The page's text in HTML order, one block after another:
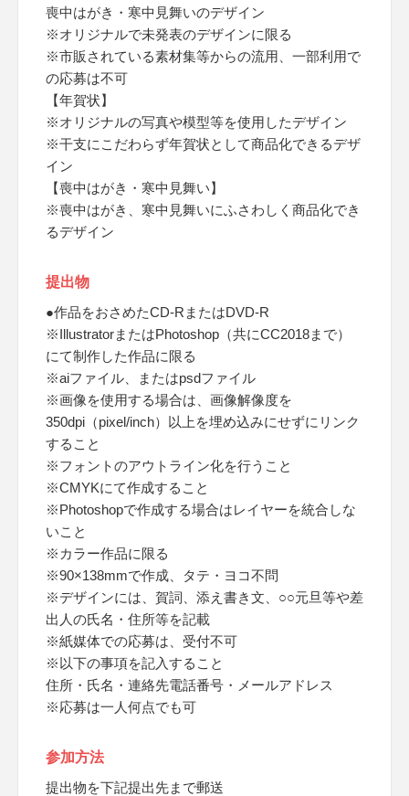
喪中はがき・寒中見舞いのデザイン
※オリジナルで未発表のデザインに限る
※市販されている素材集等からの流用、一部利用で
の応募は不可
【年賀状】
※オリジナルの写真や模型等を使用したデザイン
※干支にこだわらず年賀状として商品化できるデザ
イン
【喪中はがき・寒中見舞い】
※喪中はがき、寒中見舞いにふさわしく商品化でき
るデザイン
提出物
●作品をおさめたCD-RまたはDVD-R
※IllustratorまたはPhotoshop（共にCC2018まで）
にて制作した作品に限る
※aiファイル、またはpsdファイル
※画像を使用する場合は、画像解像度を
350dpi（pixel/inch）以上を埋め込みにせずにリンク
すること
※フォントのアウトライン化を行うこと
※CMYKにて作成すること
※Photoshopで作成する場合はレイヤーを統合しな
いこと
※カラー作品に限る
※90×138mmで作成、タテ・ヨコ不問
※デザインには、賀詞、添え書き文、○○元旦等や差
出人の氏名・住所等を記載
※紙媒体での応募は、受付不可
※以下の事項を記入すること
住所・氏名・連絡先電話番号・メールアドレス
※応募は一人何点でも可
参加方法
提出物を下記提出先まで郵送